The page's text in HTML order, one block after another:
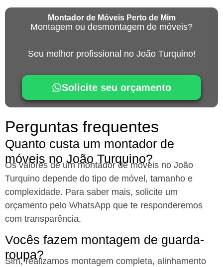
Montador de Móveis Perto de Mim
Montagem ou desmontagem de móveis?
Seu melhor profissional no João Turquino!
Solicite seu orçamento
Perguntas frequentes
Quanto custa um montador de
móveis no João Turquino?
Os valores de um montador de móveis no João
Turquino depende do tipo de móvel, tamanho e
complexidade. Para saber mais, solicite um
orçamento pelo WhatsApp que te responderemos
com transparência.
Vocês fazem montagem de guarda-
roupa?
Sim, realizamos montagem completa, alinhamento